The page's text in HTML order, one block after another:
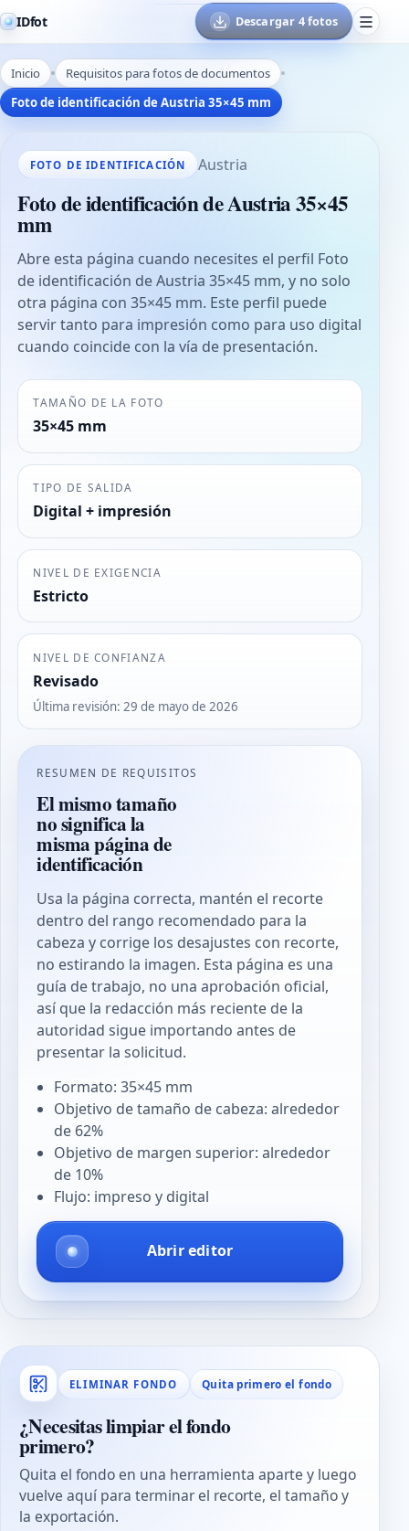
IDfot Descargar 4 fotos
Inicio
Requisitos para fotos de documentos
Foto de identificación de Austria 35×45 mm
FOTO DE IDENTIFICACIÓN Austria
Foto de identificación de Austria 35×45
mm
Abre esta página cuando necesites el perfil Foto
de identificación de Austria 35×45 mm, y no solo
otra página con 35×45 mm. Este perfil puede
servir tanto para impresión como para uso digital
cuando coincide con la vía de presentación.
TAMAÑO DE LA FOTO
35×45 mm
TIPO DE SALIDA
Digital + impresión
NIVEL DE EXIGENCIA
Estricto
NIVEL DE CONFIANZA
Revisado
Última revisión:29 de mayo de 2026
RESUMEN DE REQUISITOS
El mismo tamaño
no significa la
misma página de
identificación
Usa la página correcta, mantén el recorte
dentro del rango recomendado para la
cabeza y corrige los desajustes con recorte,
no estirando la imagen. Esta página es una
guía de trabajo, no una aprobación oficial,
así que la redacción más reciente de la
autoridad sigue importando antes de
presentar la solicitud.
Formato: 35×45 mm
Objetivo de tamaño de cabeza: alrededor
de 62%
Objetivo de margen superior: alrededor
de 10%
Flujo: impreso y digital
Abrir editor
ELIMINAR FONDO Quita primero el fondo
¿Necesitas limpiar el fondo
primero?
Quita el fondo en una herramienta aparte y luego
vuelve aquí para terminar el recorte, el tamaño y
la exportación.